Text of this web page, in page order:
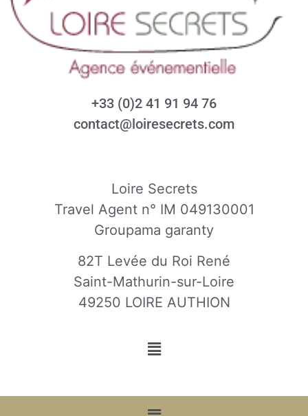
+33 (0)2 41 91 94 76
contact@loiresecrets.com
Loire Secrets
Travel Agent n° IM 049130001
Groupama garanty
82T Levée du Roi René
Saint-Mathurin-sur-Loire
49250 LOIRE AUTHION